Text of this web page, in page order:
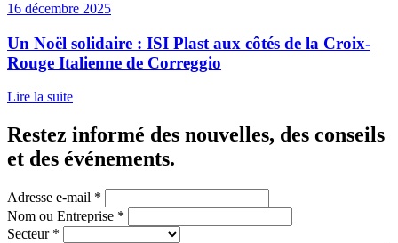
16 décembre 2025
Un Noël solidaire : ISI Plast aux côtés de la Croix-
Rouge Italienne de Correggio
Lire la suite
Restez informé des nouvelles, des conseils
et des événements.
Adresse e-mail *
Nom ou Entreprise *
Secteur *